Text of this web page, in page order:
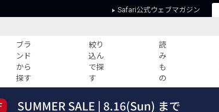
Safari公式ウェブマガジン
ブラ
ンド
から
探す
絞り
込ん
で探
す
読
み
も
の